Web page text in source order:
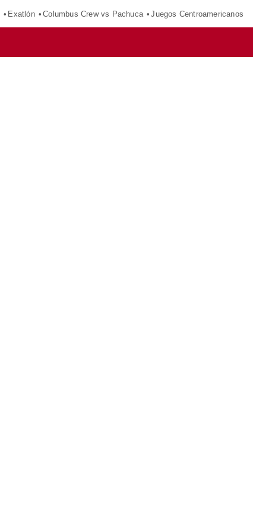
Exatlón Columbus Crew vs Pachuca Juegos Centroamericanos